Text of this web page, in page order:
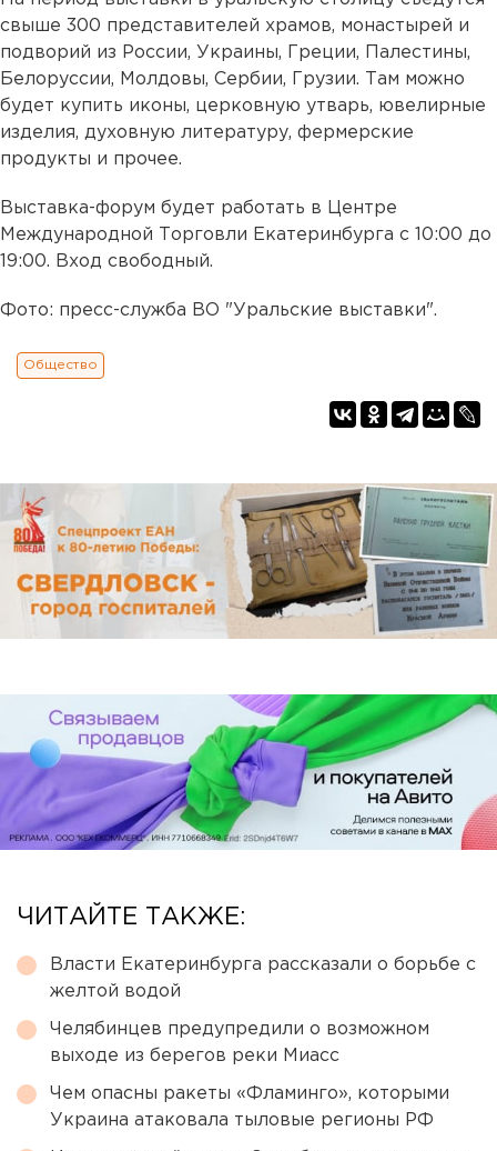
свыше 300 представителей храмов, монастырей и
подворий из России, Украины, Греции, Палестины,
Белоруссии, Молдовы, Сербии, Грузии. Там можно
будет купить иконы, церковную утварь, ювелирные
изделия, духовную литературу, фермерские
продукты и прочее.
Выставка-форум будет работать в Центре
Международной Торговли Екатеринбурга с 10:00 до
19:00. Вход свободный.
Фото: пресс-служба ВО "Уральские выставки".
Общество
ЧИТАЙТЕ ТАКЖЕ:
Власти Екатеринбурга рассказали о борьбе с
желтой водой
Челябинцев предупредили о возможном
выходе из берегов реки Миасс
Чем опасны ракеты «Фламинго», которыми
Украина атаковала тыловые регионы РФ